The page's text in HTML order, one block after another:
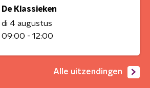
De Klassieken
di 4 augustus
09:00 - 12:00
Alle uitzendingen